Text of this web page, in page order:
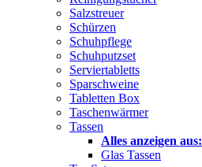
Salzstreuer
Schürzen
Schuhpflege
Schuhputzset
Serviertabletts
Sparschweine
Tabletten Box
Taschenwärmer
Tassen
Alles anzeigen aus:
Glas Tassen